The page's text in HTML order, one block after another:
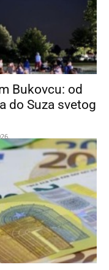
Bukovcu: od
do Suza svetog